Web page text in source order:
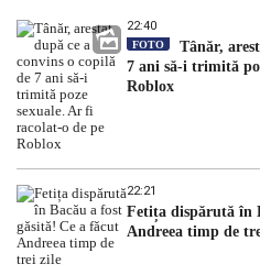
22:40
FOTO
Tânăr,
7 ani să-i trimită
Roblox
22:21
Fetița dispărută în
Andreea timp de